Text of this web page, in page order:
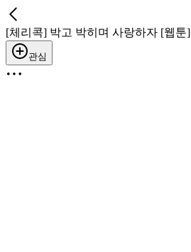
[체리콕] 박고 박히며 사랑하자 [웹툰]
관심